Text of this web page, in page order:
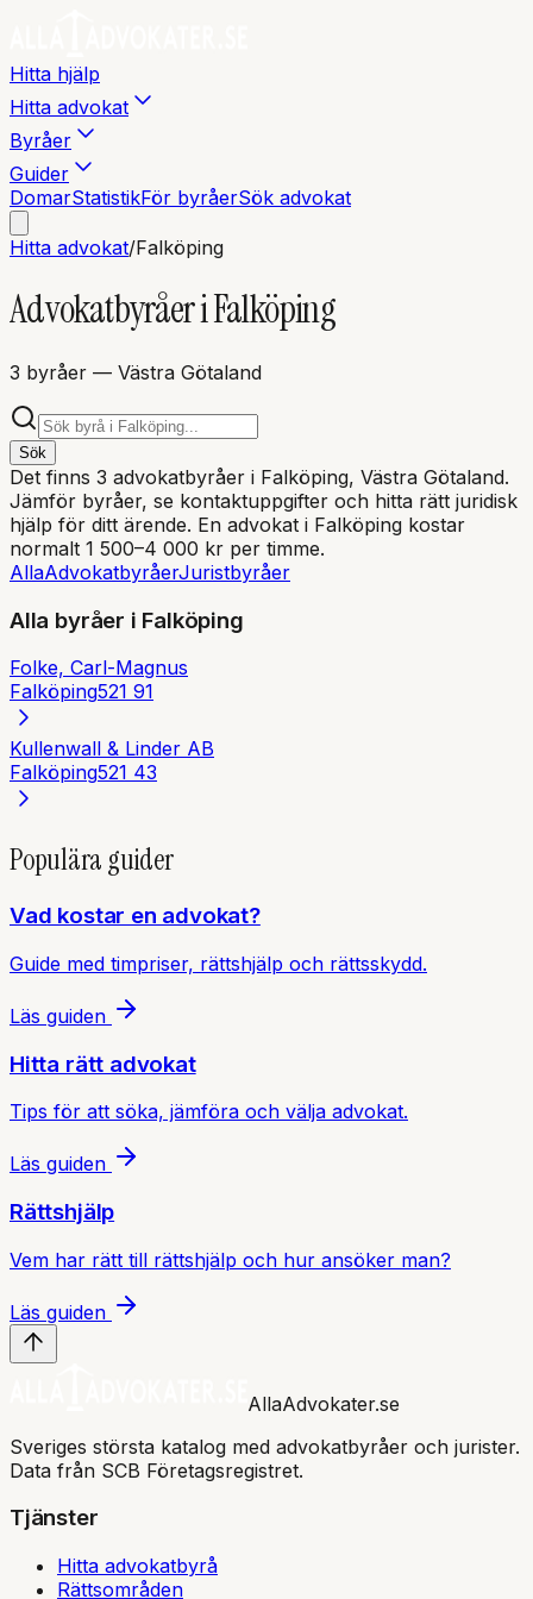
Hitta hjälp
Hitta advokat
Byråer
Guider
DomarStatistikFör byråerSök advokat
Hitta advokat/Falköping
Advokatbyråer iFalköping
3 byråer — Västra Götaland
Sök
Det finns 3 advokatbyråer i Falköping, Västra Götaland.
Jämför byråer, se kontaktuppgifter och hitta rätt juridisk
hjälp för ditt ärende. En advokat i Falköping kostar
normalt 1 500–4 000 kr per timme.
AllaAdvokatbyråerJuristbyråer
Alla byråer i Falköping
Folke, Carl-Magnus
Falköping521 91
Kullenwall & Linder AB
Falköping521 43
Populära guider
Vad kostar en advokat?
Guide med timpriser, rättshjälp och rättsskydd.
Läs guiden
Hitta rätt advokat
Tips för att söka, jämföra och välja advokat.
Läs guiden
Rättshjälp
Vem har rätt till rättshjälp och hur ansöker man?
Läs guiden
AllaAdvokater.se
Sveriges största katalog med advokatbyråer och jurister.
Data från SCB Företagsregistret.
Tjänster
Hitta advokatbyrå
Rättsområden